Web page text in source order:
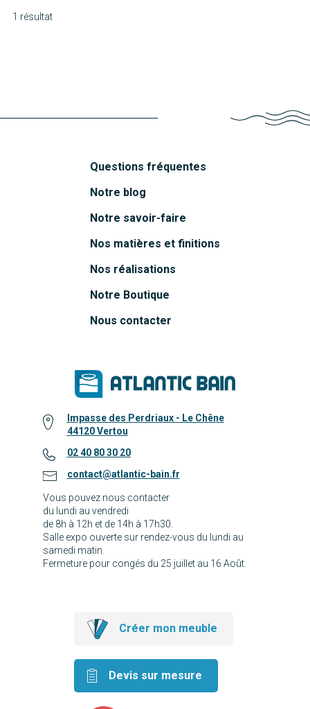
1 résultat
Questions fréquentes
Notre blog
Notre savoir-faire
Nos matières et finitions
Nos réalisations
Notre Boutique
Nous contacter
Impasse des Perdriaux - Le Chêne
44120 Vertou
02 40 80 30 20
contact@atlantic-bain.fr
Vous pouvez nous contacter
du lundi au vendredi
de 8h à 12h et de 14h à 17h30.
Salle expo ouverte sur rendez-vous du lundi au
samedi matin.
Fermeture pour congés du 25 juillet au 16 Août.
Créer mon meuble
Devis sur mesure